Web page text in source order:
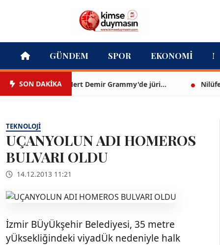
GÜNDEM SPOR EKONOMI
SON DAKİKAMert Demir Grammy'de jüri... Nilüfer
TEKNOLOJI
UÇANYOLUN ADI HOMEROS
BULVARI OLDU
14.12.2013 11:21
İzmir BÜyÜkşehir Belediyesi, 35 metre
yÜksekliğindeki viyadÜk nedeniyle halk